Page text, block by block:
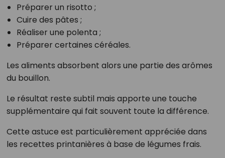
Préparer un risotto ;
Cuire des pâtes ;
Réaliser une polenta ;
Préparer certaines céréales.
Les aliments absorbent alors une partie des arômes
du bouillon.
Le résultat reste subtil mais apporte une touche
supplémentaire qui fait souvent toute la différence.
Cette astuce est particulièrement appréciée dans
les recettes printanières à base de légumes frais.